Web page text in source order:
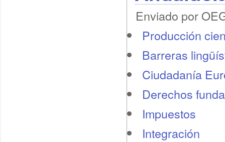
Enviado por
Producción
Barreras
Ciudadanía
Derechos
Impuestos
Integración